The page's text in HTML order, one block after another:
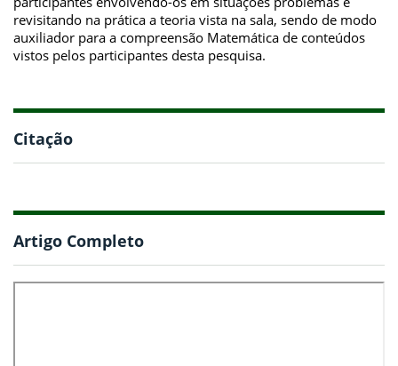
revisitando na prática a teoria vista na sala, sendo de modo
auxiliador para a compreensão Matemática de conteúdos
vistos pelos participantes desta pesquisa.
Citação
Artigo Completo